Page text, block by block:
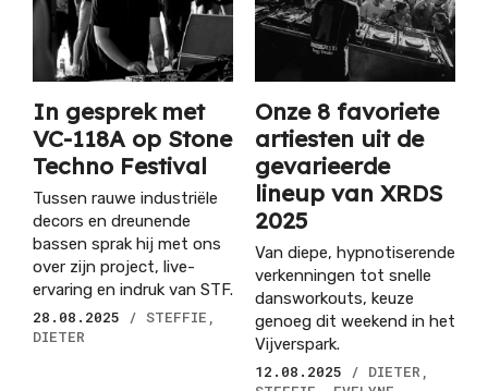
In gesprek met
VC-118A op Stone
Techno Festival
Tussen rauwe industriële
decors en dreunende
bassen sprak hij met ons
over zijn project, live-
ervaring en indruk van STF.
28.08.2025
/ STEFFIE,
DIETER
Onze 8 favoriete
artiesten uit de
gevarieerde
lineup van XRDS
2025
Van diepe, hypnotiserende
verkenningen tot snelle
dansworkouts, keuze
genoeg dit weekend in het
Vijverspark.
12.08.2025
/ DIETER,